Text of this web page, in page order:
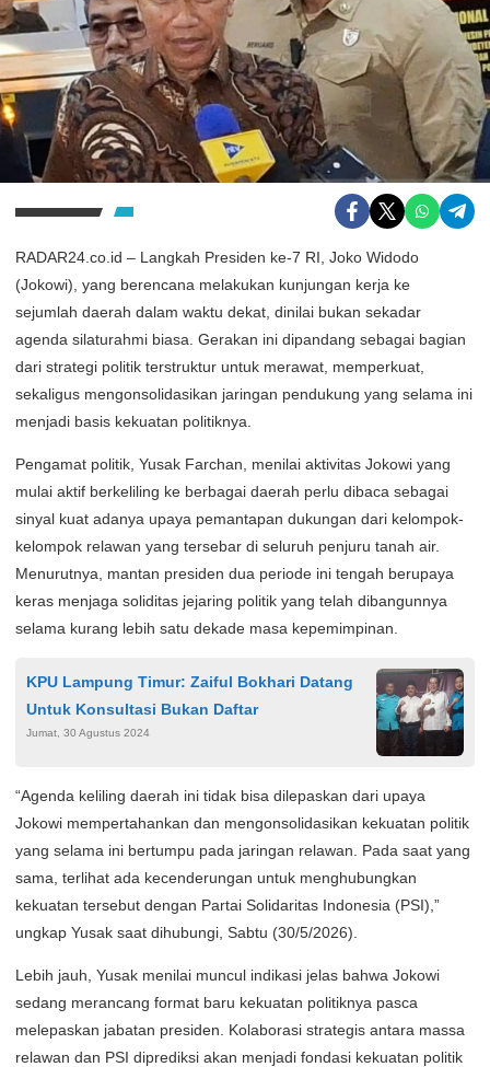
RADAR24.co.id – Langkah Presiden ke-7 RI, Joko Widodo
(Jokowi), yang berencana melakukan kunjungan kerja ke
sejumlah daerah dalam waktu dekat, dinilai bukan sekadar
agenda silaturahmi biasa. Gerakan ini dipandang sebagai bagian
dari strategi politik terstruktur untuk merawat, memperkuat,
sekaligus mengonsolidasikan jaringan pendukung yang selama ini
menjadi basis kekuatan politiknya.
Pengamat politik, Yusak Farchan, menilai aktivitas Jokowi yang
mulai aktif berkeliling ke berbagai daerah perlu dibaca sebagai
sinyal kuat adanya upaya pemantapan dukungan dari kelompok-
kelompok relawan yang tersebar di seluruh penjuru tanah air.
Menurutnya, mantan presiden dua periode ini tengah berupaya
keras menjaga soliditas jejaring politik yang telah dibangunnya
selama kurang lebih satu dekade masa kepemimpinan.
KPU Lampung Timur: Zaiful Bokhari Datang
Untuk Konsultasi Bukan Daftar
Jumat, 30 Agustus 2024
“Agenda keliling daerah ini tidak bisa dilepaskan dari upaya
Jokowi mempertahankan dan mengonsolidasikan kekuatan politik
yang selama ini bertumpu pada jaringan relawan. Pada saat yang
sama, terlihat ada kecenderungan untuk menghubungkan
kekuatan tersebut dengan Partai Solidaritas Indonesia (PSI),”
ungkap Yusak saat dihubungi, Sabtu (30/5/2026).
Lebih jauh, Yusak menilai muncul indikasi jelas bahwa Jokowi
sedang merancang format baru kekuatan politiknya pasca
melepaskan jabatan presiden. Kolaborasi strategis antara massa
relawan dan PSI diprediksi akan menjadi fondasi kekuatan politik